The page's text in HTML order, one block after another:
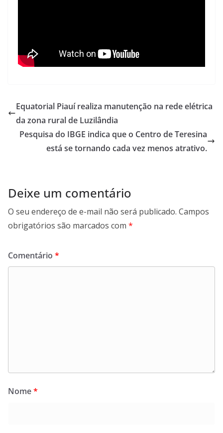
Equatorial Piauí realiza manutenção na rede elétrica
da zona rural de Luzilândia
Pesquisa do IBGE indica que o Centro de Teresina
está se tornando cada vez menos atrativo.
Deixe um comentário
O seu endereço de e-mail não será publicado. Campos
obrigatórios são marcados com *
Comentário *
Nome*